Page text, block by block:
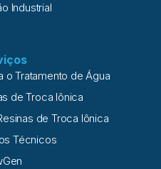
Industrial
o Tratamento de Água
de Troca Iônica
de Troca Iônica
Técnicos